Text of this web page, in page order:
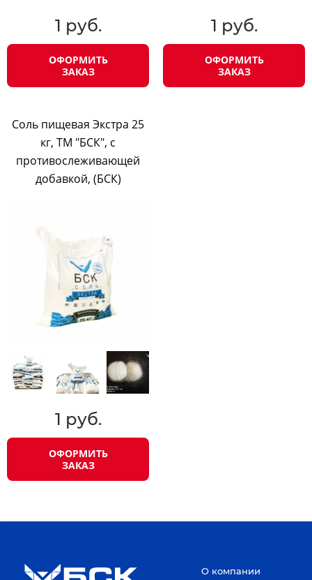
1 руб.
ОФОРМИТЬ
ЗАКАЗ
1 руб.
ОФОРМИТЬ
ЗАКАЗ
Соль пищевая Экстра 25
кг, ТМ "БСК", с
противослеживающей
добавкой, (БСК)
1 руб.
ОФОРМИТЬ
ЗАКАЗ
О компании